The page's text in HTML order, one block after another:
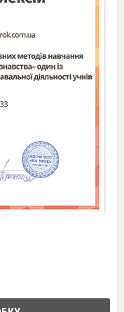
пункту Таблиця
таблиць за
2Елементи таблиці